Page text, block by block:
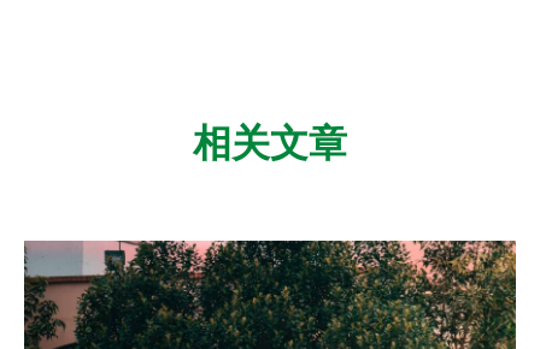
相关文章